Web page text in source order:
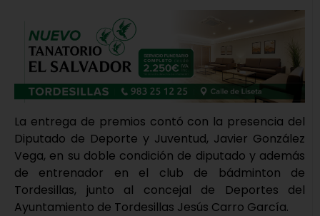
La entrega de premios contó con la presencia del
Diputado de Deporte y Juventud, Javier González
Vega, en su doble condición de diputado y además
de entrenador en el club de bádminton de
Tordesillas, junto al concejal de Deportes del
Ayuntamiento de Tordesillas Jesús Carro García.